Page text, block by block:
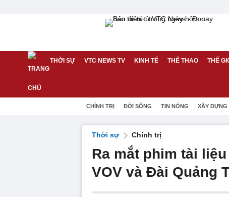
THỜI SỰ VTC NEWS TV KINH TẾ THỂ THAO THẾ
CHÍNH TRỊ ĐỜI SỐNG TIN NÓNG XÂY DỰNG
Thời sự Chính trị
Ra mắt phim tài
VOV và Đài Quảng